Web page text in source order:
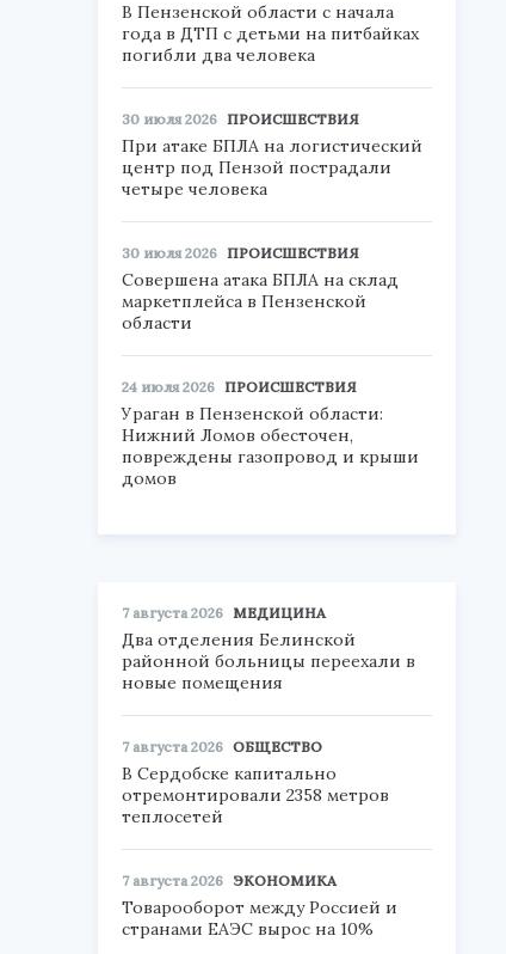
В Пензенской области с начала
года в ДТП с детьми на питбайках
погибли два человека
30 июля 2026 ПРОИСШЕСТВИЯ
При атаке БПЛА на логистический
центр под Пензой пострадали
четыре человека
30 июля 2026 ПРОИСШЕСТВИЯ
Совершена атака БПЛА на склад
маркетплейса в Пензенской
области
24 июля 2026 ПРОИСШЕСТВИЯ
Ураган в Пензенской области:
Нижний Ломов обесточен,
повреждены газопровод и крыши
домов
7 августа 2026 МЕДИЦИНА
Два отделения Белинской
районной больницы переехали в
новые помещения
7 августа 2026 ОБЩЕСТВО
В Сердобске капитально
отремонтировали 2358 метров
теплосетей
7 августа 2026 ЭКОНОМИКА
Товарооборот между Россией и
странами ЕАЭС вырос на 10%